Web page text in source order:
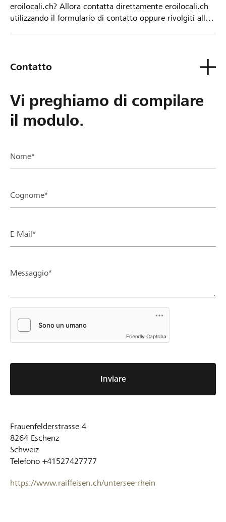
eroilocali.ch? Allora contatta direttamente eroilocali.ch
utilizzando il formulario di contatto oppure rivolgiti alla
Contatto
Vi preghiamo di compilare
il modulo.
Nome*
Cognome*
E-Mail*
Messaggio*
Friendly Captcha
Inviare
Frauenfelderstrasse 4
8264 Eschenz
Schweiz
Telefono +41527427777
https://www.raiffeisen.ch/untersee-rhein